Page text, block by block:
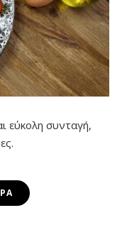
εύκολη συνταγή,